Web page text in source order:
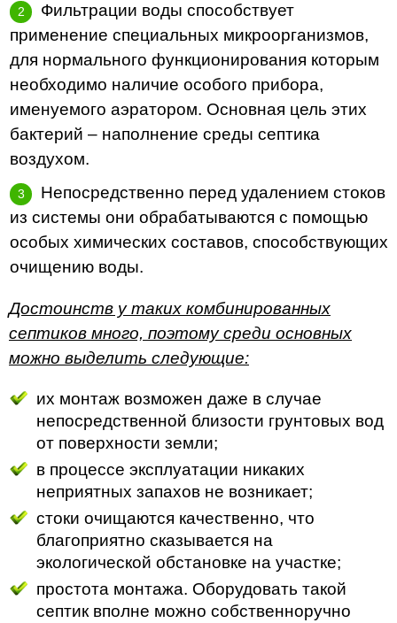
Фильтрации воды способствует
применение специальных микроорганизмов,
для нормального функционирования которым
необходимо наличие особого прибора,
именуемого аэратором. Основная цель этих
бактерий – наполнение среды септика
воздухом.
Непосредственно перед удалением стоков
из системы они обрабатываются с помощью
особых химических составов, способствующих
очищению воды.
Достоинств у таких комбинированных
септиков много, поэтому среди основных
можно выделить следующие:
их монтаж возможен даже в случае
непосредственной близости грунтовых вод
от поверхности земли;
в процессе эксплуатации никаких
неприятных запахов не возникает;
стоки очищаются качественно, что
благоприятно сказывается на
экологической обстановке на участке;
простота монтажа. Оборудовать такой
септик вполне можно собственноручно